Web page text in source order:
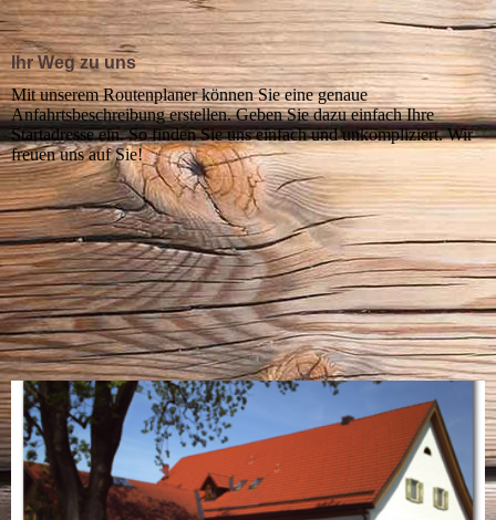
Ihr Weg zu uns
Mit unserem Routenplaner können Sie eine genaue
Anfahrtsbeschreibung erstellen. Geben Sie dazu einfach Ihre
Startadresse ein. So finden Sie uns einfach und unkompliziert. Wir
freuen uns auf Sie!